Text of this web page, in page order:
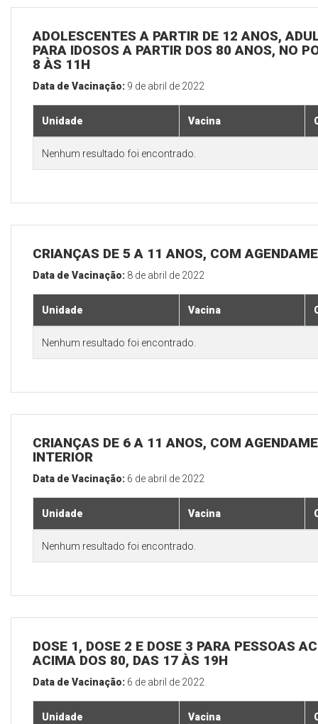
ADOLESCENTES A PARTIR DE 12 ANOS,
PARA IDOSOS A PARTIR DOS 80 ANOS, NO
8 ÀS 11H
Data de Vacinação: 9 de abril de 2022
Unidade Vacina
Nenhum resultado foi encontrado.
CRIANÇAS DE 5 A 11 ANOS, COM
Data de Vacinação: 8 de abril de 2022
Unidade Vacina
Nenhum resultado foi encontrado.
CRIANÇAS DE 6 A 11 ANOS, COM
INTERIOR
Data de Vacinação: 6 de abril de 2022
Unidade Vacina
Nenhum resultado foi encontrado.
DOSE 1, DOSE 2 E DOSE 3 PARA PESSOAS
ACIMA DOS 80, DAS 17 ÀS 19H
Data de Vacinação: 6 de abril de 2022
Unidade Vacina